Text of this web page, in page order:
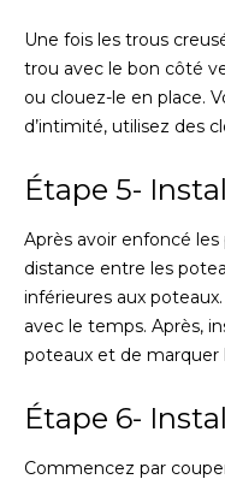
Une fois les trous
trou avec le bon côté
ou clouez-le en place.
d’intimité, utilisez des
Étape 5-
Après avoir enfoncé les
distance entre les
inférieures aux
avec le temps. Après,
poteaux et de marquer
Étape 6-
Commencez par